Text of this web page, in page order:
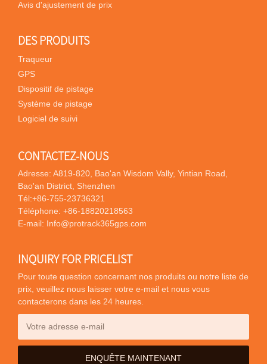
Avis d'ajustement de prix
DES PRODUITS
Traqueur
GPS
Dispositif de pistage
Système de pistage
Logiciel de suivi
CONTACTEZ-NOUS
Adresse: A819-820, Bao'an Wisdom Vally, Yintian Road,
Bao'an District, Shenzhen
Tél:+86-755-23736321
Téléphone: +86-18820218563
E-mail: Info@protrack365gps.com
INQUIRY FOR PRICELIST
Pour toute question concernant nos produits ou notre liste de
prix, veuillez nous laisser votre e-mail et nous vous
contacterons dans les 24 heures.